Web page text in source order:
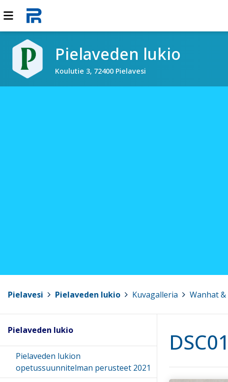
Pielaveden lukio
Koulutie 3, 72400 Pielavesi
Pielavesi Pielaveden lukio Kuvagalleria Wanhat
Pielaveden lukio
Pielaveden lukion
opetussuunnitelman perusteet 2021